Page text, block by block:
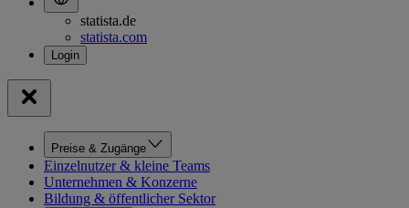
statista.de
statista.com
Preise & Zugänge
Einzelnutzer & kleine Teams
Unternehmen & Konzerne
Bildung & öffentlicher Sektor